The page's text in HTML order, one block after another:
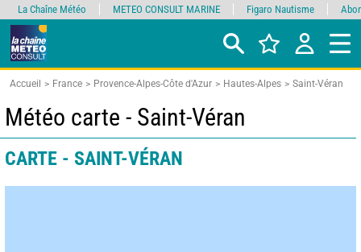
Accueil France Provence-Alpes-Côte d'Azur Hautes-Alpes Saint-Véran
Météo carte - Saint-Véran
CARTE - SAINT-VÉRAN
La Chaîne Météo METEO CONSULT MARINE Figaro Nautisme